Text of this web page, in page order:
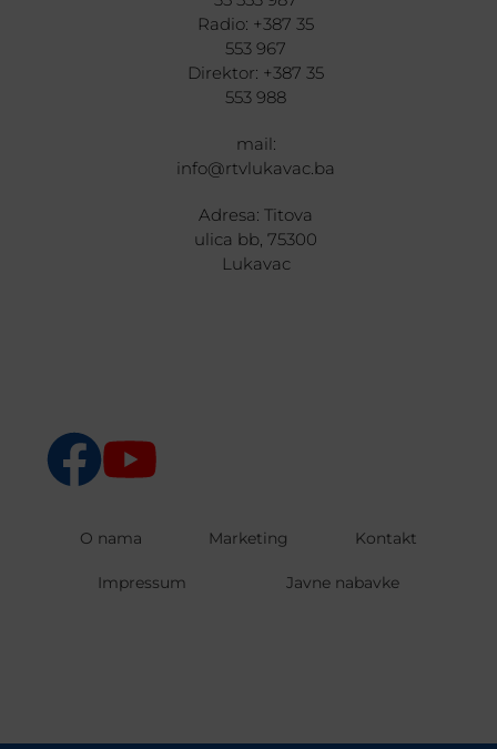
Radio: +387 35
553 967
Direktor: +387 35
553 988
mail:
info@rtvlukavac.ba
Adresa: Titova
ulica bb, 75300
Lukavac
O nama Marketing Kontakt
Impressum Javne nabavke